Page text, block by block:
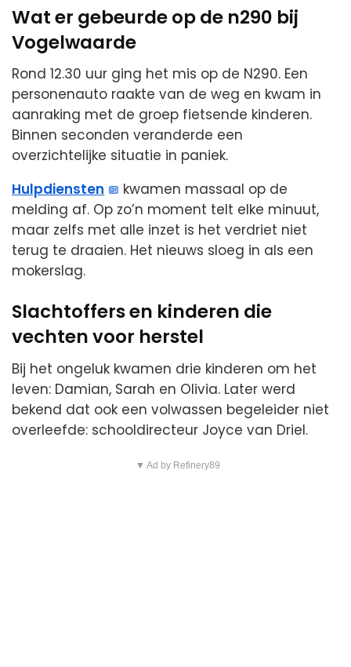
Wat er gebeurde op de n290 bij
Vogelwaarde
Rond 12.30 uur ging het mis op de N290. Een
personenauto raakte van de weg en kwam in
aanraking met de groep fietsende kinderen.
Binnen seconden veranderde een
overzichtelijke situatie in paniek.
Hulpdiensten
kwamen massaal op de
melding af. Op zo’n moment telt elke minuut,
maar zelfs met alle inzet is het verdriet niet
terug te draaien. Het nieuws sloeg in als een
mokerslag.
Slachtoffers en kinderen die
vechten voor herstel
Bij het ongeluk kwamen drie kinderen om het
leven: Damian, Sarah en Olivia. Later werd
bekend dat ook een volwassen begeleider niet
overleefde: schooldirecteur Joyce van Driel.
▼ Ad by Refinery89